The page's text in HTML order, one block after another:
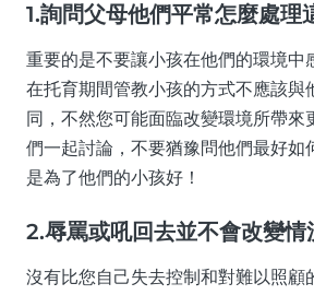
1.詢問父母他們平常怎麼處理
重要的是不要讓小孩在他們的環境中
在托育期間管教小孩的方式不應該與
同，不然您可能面臨改變環境所帶來
們一起討論，不要猶豫問他們最好如
是為了他們的小孩好！
2.辱罵或吼回去並不會改變情
沒有比您自己失去控制和對難以照顧